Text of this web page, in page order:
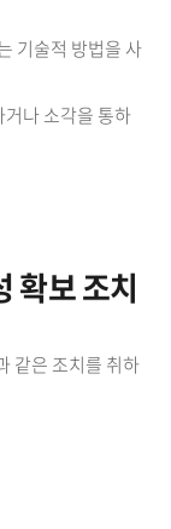
기술적 방법을 사
나 소각을 통하
확보 조치
같은 조치를 취하